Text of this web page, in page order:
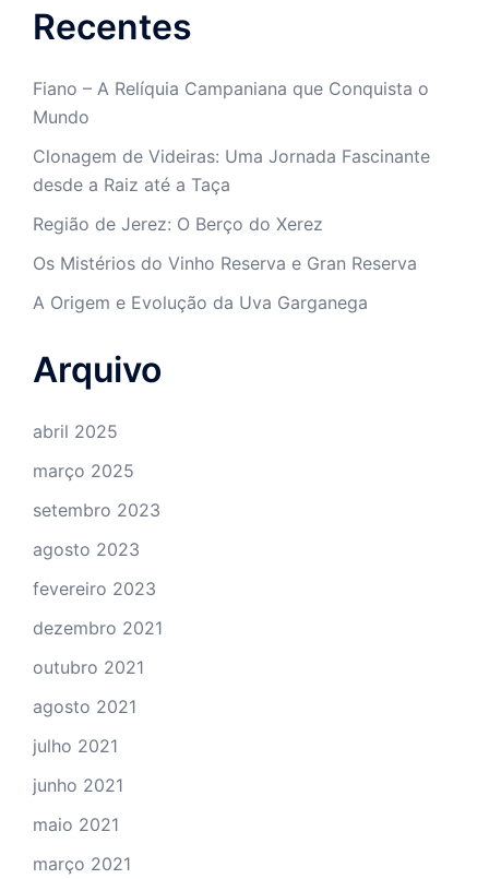
Recentes
Fiano – A Relíquia Campaniana que Conquista o
Mundo
Clonagem de Videiras: Uma Jornada Fascinante
desde a Raiz até a Taça
Região de Jerez: O Berço do Xerez
Os Mistérios do Vinho Reserva e Gran Reserva
A Origem e Evolução da Uva Garganega
Arquivo
abril 2025
março 2025
setembro 2023
agosto 2023
fevereiro 2023
dezembro 2021
outubro 2021
agosto 2021
julho 2021
junho 2021
maio 2021
março 2021